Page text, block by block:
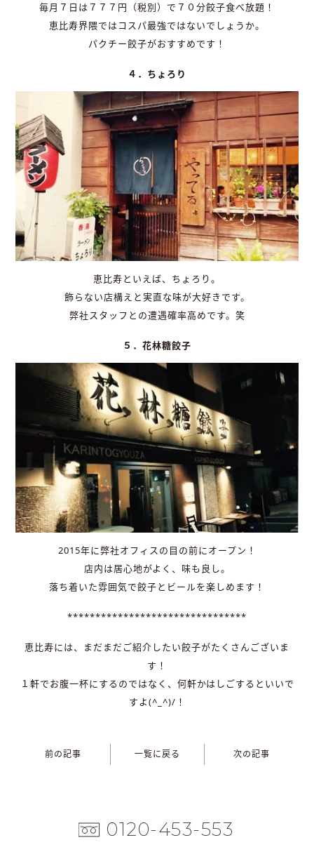
毎月７日は７７７円（税別）で７０分餃子食べ放題！
恵比寿界隈ではコスパ最強ではないでしょうか。
パクチー餃子がおすすめです！
４．ちょろり
恵比寿といえば、ちょろり。
飾らない店構えと実直な味が大好きです。
弊社スタッフとの遭遇確率高めです。笑
５．花林糖餃子
2015年に弊社オフィスの目の前にオープン！
店内は居心地がよく、味も良し。
落ち着いた雰囲気で餃子とビールを楽しめます！
********************************
恵比寿には、まだまだご紹介したい餃子がたくさんございま
す！
１軒でお腹一杯にするのではなく、何軒かはしごするといいで
すよ(^_^)/！
前の記事 一覧に戻る 次の記事
0120-453-553